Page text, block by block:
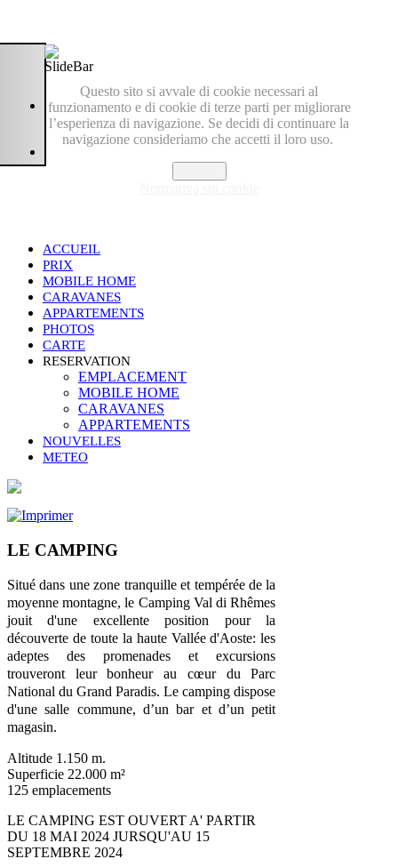
Questo sito si avvale di cookie necessari al
funzionamento e di cookie di terze parti per migliorare
l’esperienza di navigazione. Se decidi di continuare la
navigazione consideriamo che accetti il loro uso.
ACCUEIL
PRIX
MOBILE HOME
CARAVANES
APPARTEMENTS
PHOTOS
CARTE
RESERVATION
EMPLACEMENT
MOBILE HOME
CARAVANES
APPARTEMENTS
NOUVELLES
METEO
LE CAMPING
Situé dans une zone tranquille et tempérée de la
moyenne montagne, le Camping Val di Rhêmes
jouit d'une excellente position pour la
découverte de toute la haute Vallée d'Aoste: les
adeptes des promenades et excursions
trouveront leur bonheur au cœur du Parc
National du Grand Paradis. Le camping dispose
d'une salle commune, d’un bar et d’un petit
magasin.
Altitude 1.150 m.
Superficie 22.000 m²
125 emplacements
LE CAMPING EST OUVERT A' PARTIR
DU 18 MAI 2024 JURSQU'AU 15
SEPTEMBRE 2024